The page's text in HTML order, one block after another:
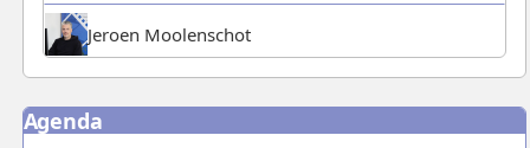
Jeroen Moolenschot
Agenda